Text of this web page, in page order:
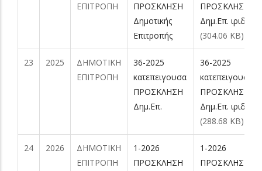
ΕΠΙΤΡΟΠΗ
ΠΡΟΣΚΛΗΣΗ
Δημoτικής
Επιτροπής
ΠΡΟΣΚΛΗΣΗ
Δημ.Επ.
(304.06 KB)
23 2025
ΔΗΜΟΤΙΚΗ
ΕΠΙΤΡΟΠΗ
36-2025
κατεπειγουσα
ΠΡΟΣΚΛΗΣΗ
Δημ.Επ.
36-2025
κατεπειγουσα
ΠΡΟΣΚΛΗΣΗ
Δημ.Επ.
(288.68 KB)
24 2026
ΔΗΜΟΤΙΚΗ
ΕΠΙΤΡΟΠΗ
1-2026
ΠΡΟΣΚΛΗΣΗ
1-2026
ΠΡΟΣΚΛΗΣΗ